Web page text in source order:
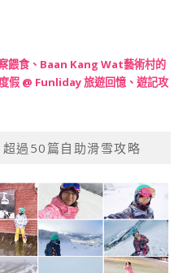
餵食、Baan Kang Wat藝術村的
假 @ Funliday 旅遊回憶、遊記攻
超過50篇自助滑雪攻略